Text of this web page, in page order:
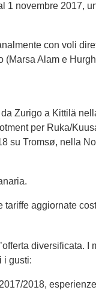
novembre 2017,
con voli
Alam e
Zurigo a Kittilä
per Ruka/
su Tromsø, nella
aggiornate
diversificata.
i gusti:
2018,